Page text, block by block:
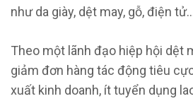
như da giày, dệt may, gỗ, điện
Theo một lãnh đạo hiệp hội dệt
giảm đơn hàng tác động tiêu
xuất kinh doanh, ít tuyển dụng